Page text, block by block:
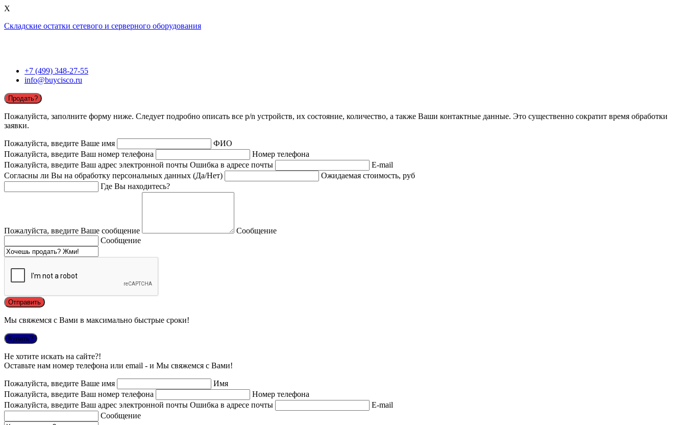
X
Складские остатки сетевого и серверного оборудования
+7 (499) 348-27-55
info@buycisco.ru
Продать?
Пожалуйста, заполните форму ниже. Следует подробно описать все p/n устройств, их состояние, количество, а также Ваши контактные данные. Это существенно сократит время обработки
заявки.
Пожалуйста, введите Ваше имя
ФИО
Пожалуйста, введите Ваш номер телефона
Номер телефона
Пожалуйста, введите Ваш адрес электронной почты Ошибка в адресе почты
E-mail
Согласны ли Вы на обработку персональных данных (Да/Нет)
Ожидаемая стоимость, руб
Где Вы находитесь?
Пожалуйста, введите Ваше сообщение
Сообщение
Сообщение
Мы свяжемся с Вами в максимально быстрые сроки!
Купить?
Не хотите искать на сайте?!
Оставьте нам номер телефона или email - и Мы свяжемся с Вами!
Пожалуйста, введите Ваше имя
Имя
Пожалуйста, введите Ваш номер телефона
Номер телефона
Пожалуйста, введите Ваш адрес электронной почты Ошибка в адресе почты
E-mail
Сообщение